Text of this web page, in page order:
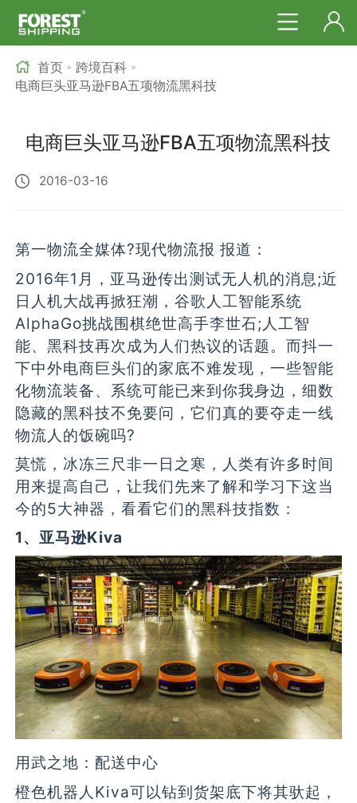
首页 > 跨境百科 >
电商巨头亚马逊FBA五项物流黑科技
电商巨头亚马逊FBA五项物流黑科技
2016-03-16
第一物流全媒体?现代物流报 报道：
2016年1月，亚马逊传出测试无人机的消息;近
日人机大战再掀狂潮，谷歌人工智能系统
AlphaGo挑战围棋绝世高手李世石;人工智
能、黑科技再次成为人们热议的话题。而抖一
下中外电商巨头们的家底不难发现，一些智能
化物流装备、系统可能已来到你我身边，细数
隐藏的黑科技不免要问，它们真的要夺走一线
物流人的饭碗吗?
莫慌，冰冻三尺非一日之寒，人类有许多时间
用来提高自己，让我们先来了解和学习下这当
今的5大神器，看看它们的黑科技指数：
1、亚马逊Kiva
用武之地：配送中心
橙色机器人Kiva可以钻到货架底下将其驮起，